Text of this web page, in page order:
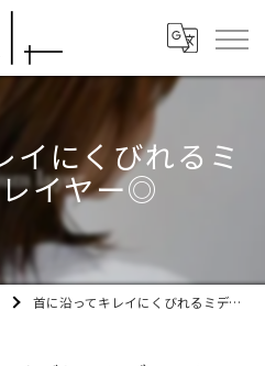
イにくびれるミ
イヤー◎
首に沿ってキレイにくびれるミディアムレイヤー◎